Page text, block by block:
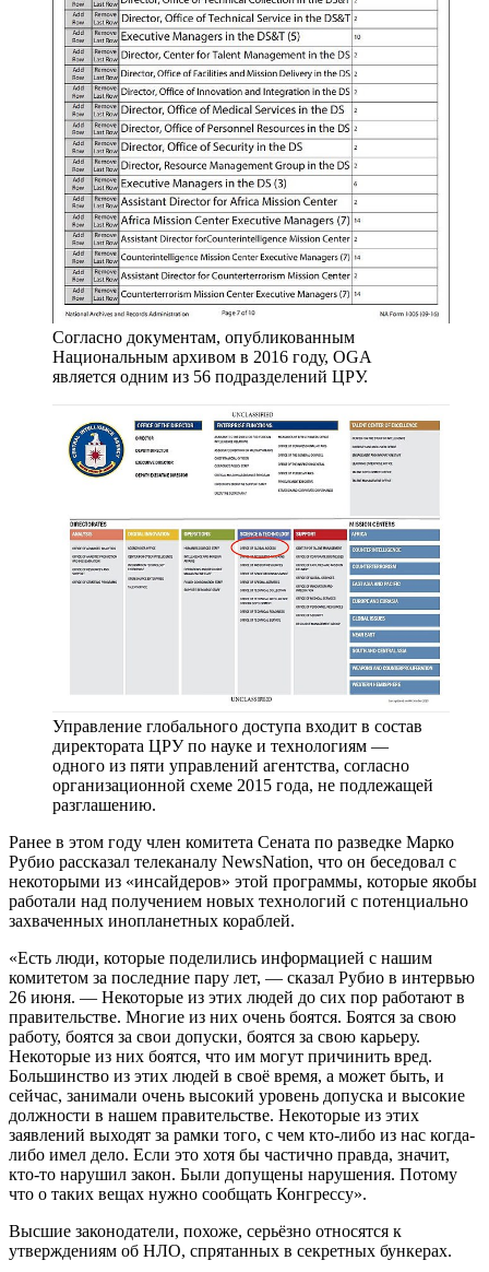
Согласно документам, опубликованным
Национальным архивом в 2016 году, OGA
является одним из 56 подразделений ЦРУ.
Управление глобального доступа входит в состав
директората ЦРУ по науке и технологиям —
одного из пяти управлений агентства, согласно
организационной схеме 2015 года, не подлежащей
разглашению.
Ранее в этом году член комитета Сената по разведке Марко
Рубио рассказал телеканалу NewsNation, что он беседовал с
некоторыми из «инсайдеров» этой программы, которые якобы
работали над получением новых технологий с потенциально
захваченных инопланетных кораблей.
«Есть люди, которые поделились информацией с нашим
комитетом за последние пару лет, — сказал Рубио в интервью
26 июня. — Некоторые из этих людей до сих пор работают в
правительстве. Многие из них очень боятся. Боятся за свою
работу, боятся за свои допуски, боятся за свою карьеру.
Некоторые из них боятся, что им могут причинить вред.
Большинство из этих людей в своё время, а может быть, и
сейчас, занимали очень высокий уровень допуска и высокие
должности в нашем правительстве. Некоторые из этих
заявлений выходят за рамки того, с чем кто-либо из нас когда-
либо имел дело. Если это хотя бы частично правда, значит,
кто-то нарушил закон. Были допущены нарушения. Потому
что о таких вещах нужно сообщать Конгрессу».
Высшие законодатели, похоже, серьёзно относятся к
утверждениям об НЛО, спрятанных в секретных бункерах.